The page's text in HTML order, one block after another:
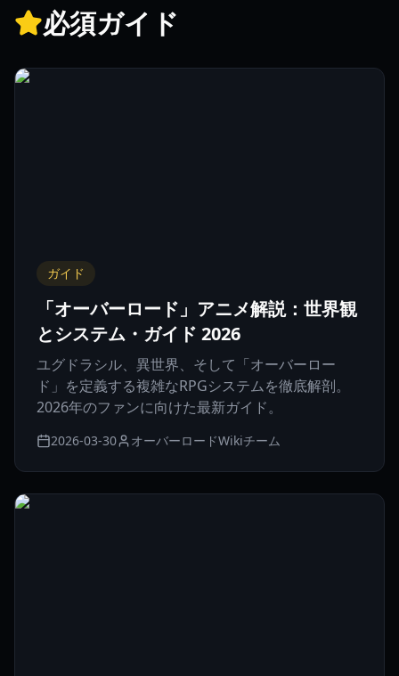
必須ガイド
ガイド
「オーバーロード」アニメ解説：世界観
とシステム・ガイド 2026
ユグドラシル、異世界、そして「オーバーロー
ド」を定義する複雑なRPGシステムを徹底解剖。
2026年のファンに向けた最新ガイド。
2026-03-30 オーバーロードWikiチーム